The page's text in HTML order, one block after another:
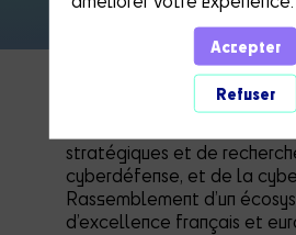
L’European cyber week
stratégiques et de
cyberdéfense, et de la
Rassemblement d’un
d’excellence français et
Accepter
Refuser